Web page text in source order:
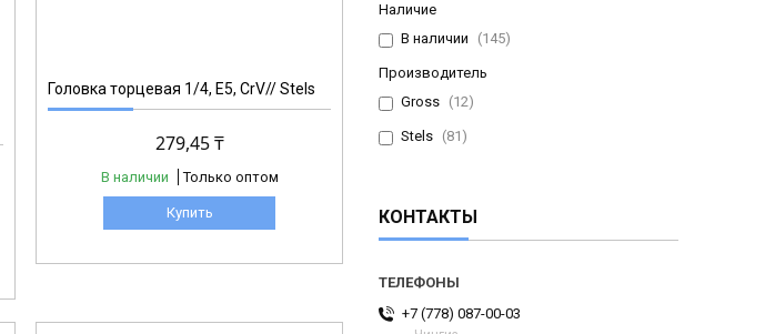
Головка торцевая 1/4, Е5, CrV// Stels
279,45 ₸
В наличии Только оптом
Купить
Наличие
В наличии
145
Производитель
Gross
12
Stels 81
КОНТАКТЫ
+7 (778) 087-00-03